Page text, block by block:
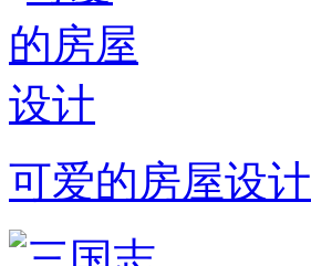
可爱的房屋设计